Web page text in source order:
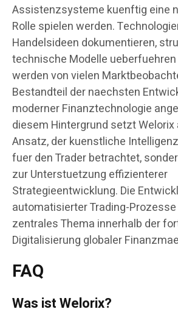
Assistenzsysteme kuenftig eine
Rolle spielen werden.
Handelsideen dokumentieren,
technische Modelle
werden von vielen
Bestandteil der naechsten
moderner Finanztechnologie
diesem Hintergrund setzt Welorix
Ansatz, der kuenstliche
fuer den Trader betrachtet,
zur Unterstuetzung effizienterer
Strategieentwicklung. Die
automatisierter Trading-
zentrales Thema innerhalb der
Digitalisierung globaler
FAQ
Was ist Welorix?